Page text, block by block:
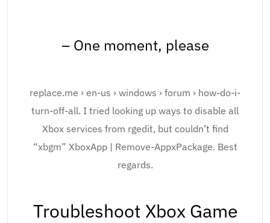
– One moment, please
replace.me › en-us › windows › forum › how-do-i-
turn-off-all. I tried looking up ways to disable all
Xbox services from rgedit, but couldn’t find
“xbgm” XboxApp | Remove-AppxPackage. Best
regards.
Troubleshoot Xbox Game